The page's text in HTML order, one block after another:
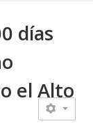
días
el Alto